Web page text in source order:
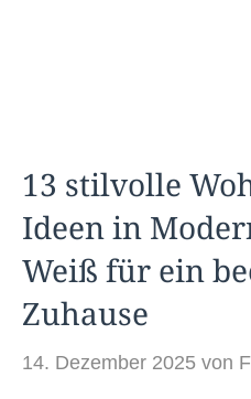
13 stilvolle
Ideen in
Weiß für ein
Zuhause
14. Dezember 2025 von